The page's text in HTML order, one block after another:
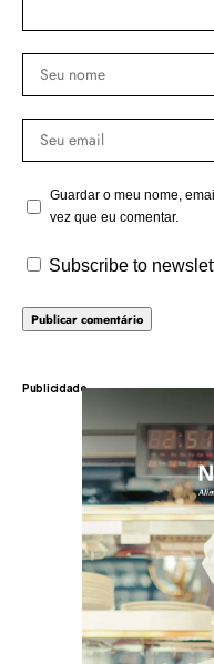
Publicidade
Guardar o meu nome,
vez que eu comentar.
Subscribe to